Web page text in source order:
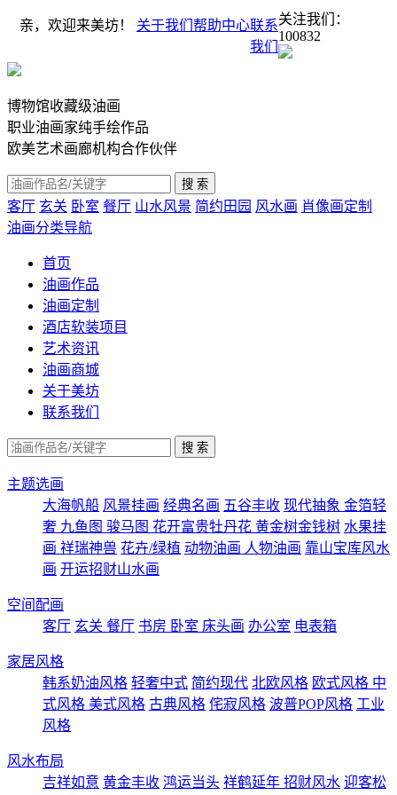
亲，欢迎来美坊！ 关于我们 帮助中心联系
我们
关注我们：
100832
博物馆收藏级油画
职业油画家纯手绘作品
欧美艺术画廊机构合作伙伴
客厅 玄关 卧室 餐厅 山水风景 简约田园 风水画 肖像画定制
油画分类导航
首页
油画作品
油画定制
酒店软装项目
艺术资讯
油画商城
关于美坊
联系我们
主题选画
大海帆船 风景挂画 经典名画 五谷丰收 现代抽象 金箔轻
奢 九鱼图 骏马图 花开富贵牡丹花 黄金树金钱树 水果挂
画 祥瑞神兽 花卉/绿植 动物油画 人物油画 靠山宝库风水
画 开运招财山水画
空间配画
客厅 玄关 餐厅 书房 卧室 床头画 办公室 电表箱
家居风格
韩系奶油风格 轻奢中式 简约现代 北欧风格 欧式风格 中
式风格 美式风格 古典风格 侘寂风格 波普POP风格 工业
风格
风水布局
吉祥如意 黄金丰收 鸿运当头 祥鹤延年 招财风水 迎客松